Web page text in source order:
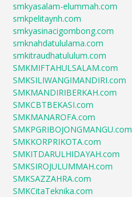
smkyasalam-elummah.com
smkpelitaynh.com
smkyasinacigombong.com
smknahdatululama.com
smkitraudhatululum.com
SMKMIFTAHULSALAM.com
SMKSILIWANGIMANDIRI.com
SMKMANDIRIBERKAH.com
SMKCBTBEKASI.com
SMKMANAROFA.com
SMKPGRIBOJONGMANGU.com
SMKKORPRIKOTA.com
SMKITDARULHIDAYAH.com
SMKSIROJULUMMAH.com
SMKSAZZAHRA.com
SMKCitaTeknika.com